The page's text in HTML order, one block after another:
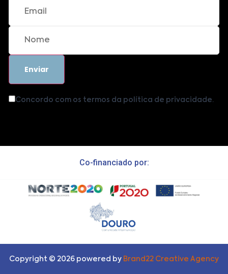
Concordo com os termos da política de privacidade.
Co-financiado por:
Copyright © 2026 powered by Brand22 Creative Agency